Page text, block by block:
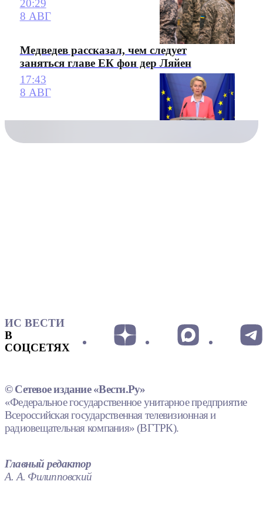
20:29
8 АВГ
Медведев рассказал, чем следует
заняться главе ЕК фон дер Ляйен
17:43
8 АВГ
ИС ВЕСТИ
В
СОЦСЕТЯХ
© Сетевое издание «Вести.Ру»
«Федеральное государственное унитарное предприятие
Всероссийская государственная телевизионная и
радиовещательная компания» (ВГТРК).
Главный редактор
А. А. Филипповский